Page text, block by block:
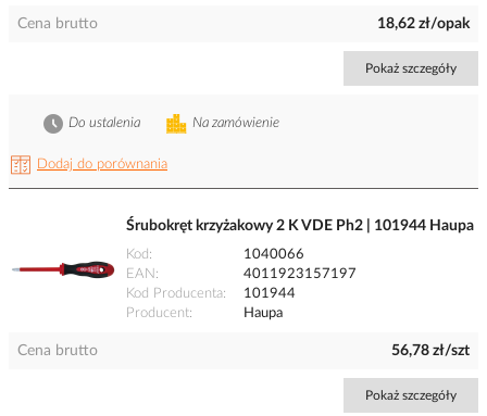
Cena brutto 18,62 zł/opak
Pokaż szczegóły
Dodaj do porównania
Na zamówienie
Do ustalenia
Śrubokręt krzyżakowy 2 K VDE Ph2 | 101944 Haupa
Kod
1040066
EAN
4011923157197
Kod Producenta
101944
Producent
Haupa
Cena brutto 56,78 zł/szt
Pokaż szczegóły